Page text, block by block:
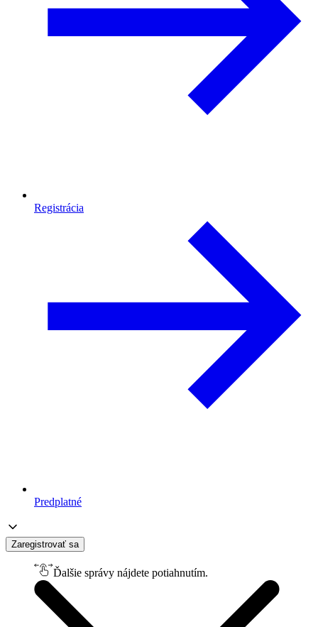
Registrácia
Predplatné
Zaregistrovať sa
Ďalšie správy nájdete potiahnutím.